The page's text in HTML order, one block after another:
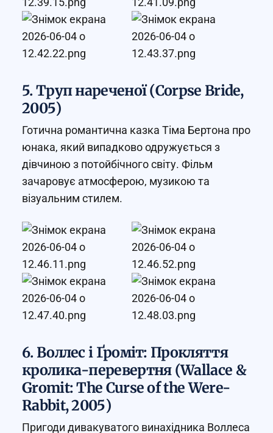
5. Труп нареченої (Corpse Bride,
2005)
Готична романтична казка Тіма Бертона про
юнака, який випадково одружується з
дівчиною з потойбічного світу. Фільм
зачаровує атмосферою, музикою та
візуальним стилем.
6. Воллес і Ґроміт: Прокляття
кролика-перевертня (Wallace &
Gromit: The Curse of the Were-
Rabbit, 2005)
Пригоди дивакуватого винахідника Воллеса